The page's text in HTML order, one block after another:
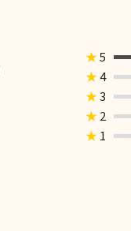
★5
★4
★3
★ 2
★ 1